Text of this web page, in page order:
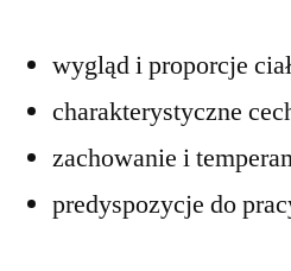
wygląd i proporcje
charakterystyczne
zachowanie i
predyspozycje do